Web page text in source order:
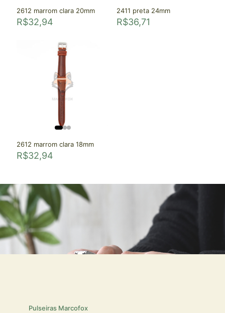
2612 marrom clara 20mm
R$32,94
2411 preta 24mm
R$36,71
2612 marrom clara 18mm
R$32,94
Pulseiras Marcofox